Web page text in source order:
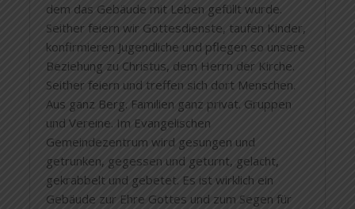
dem das Gebäude mit Leben gefüllt wurde.
Seither feiern wir Gottesdienste, taufen Kinder,
konfirmieren Jugendliche und pflegen so unsere
Beziehung zu Christus, dem Herrn der Kirche.
Seither feiern und treffen sich dort Menschen.
Aus ganz Berg. Familien ganz privat. Gruppen
und Vereine. Im Evangelischen
Gemeindezentrum wird gesungen und
getrunken, gegessen und geturnt, gelacht,
gekrabbelt und gebetet. Es ist wirklich ein
Gebäude zur Ehre Gottes und zum Segen für